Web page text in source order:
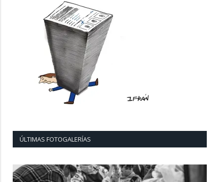
ÚLTIMAS FOTOGALERÍAS